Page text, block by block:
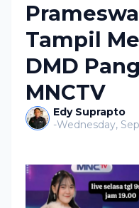
Tampil
DMD
MNCTV
Edy Suprapto
-Wednesday,